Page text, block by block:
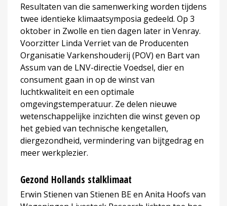
Resultaten van die samenwerking worden tijdens
twee identieke klimaatsymposia gedeeld. Op 3
oktober in Zwolle en tien dagen later in Venray.
Voorzitter Linda Verriet van de Producenten
Organisatie Varkenshouderij (POV) en Bart van
Assum van de LNV-directie Voedsel, dier en
consument gaan in op de winst van
luchtkwaliteit en een optimale
omgevingstemperatuur. Ze delen nieuwe
wetenschappelijke inzichten die winst geven op
het gebied van technische kengetallen,
diergezondheid, vermindering van bijtgedrag en
meer werkplezier.
Gezond Hollands stalklimaat
Erwin Stienen van Stienen BE en Anita Hoofs van